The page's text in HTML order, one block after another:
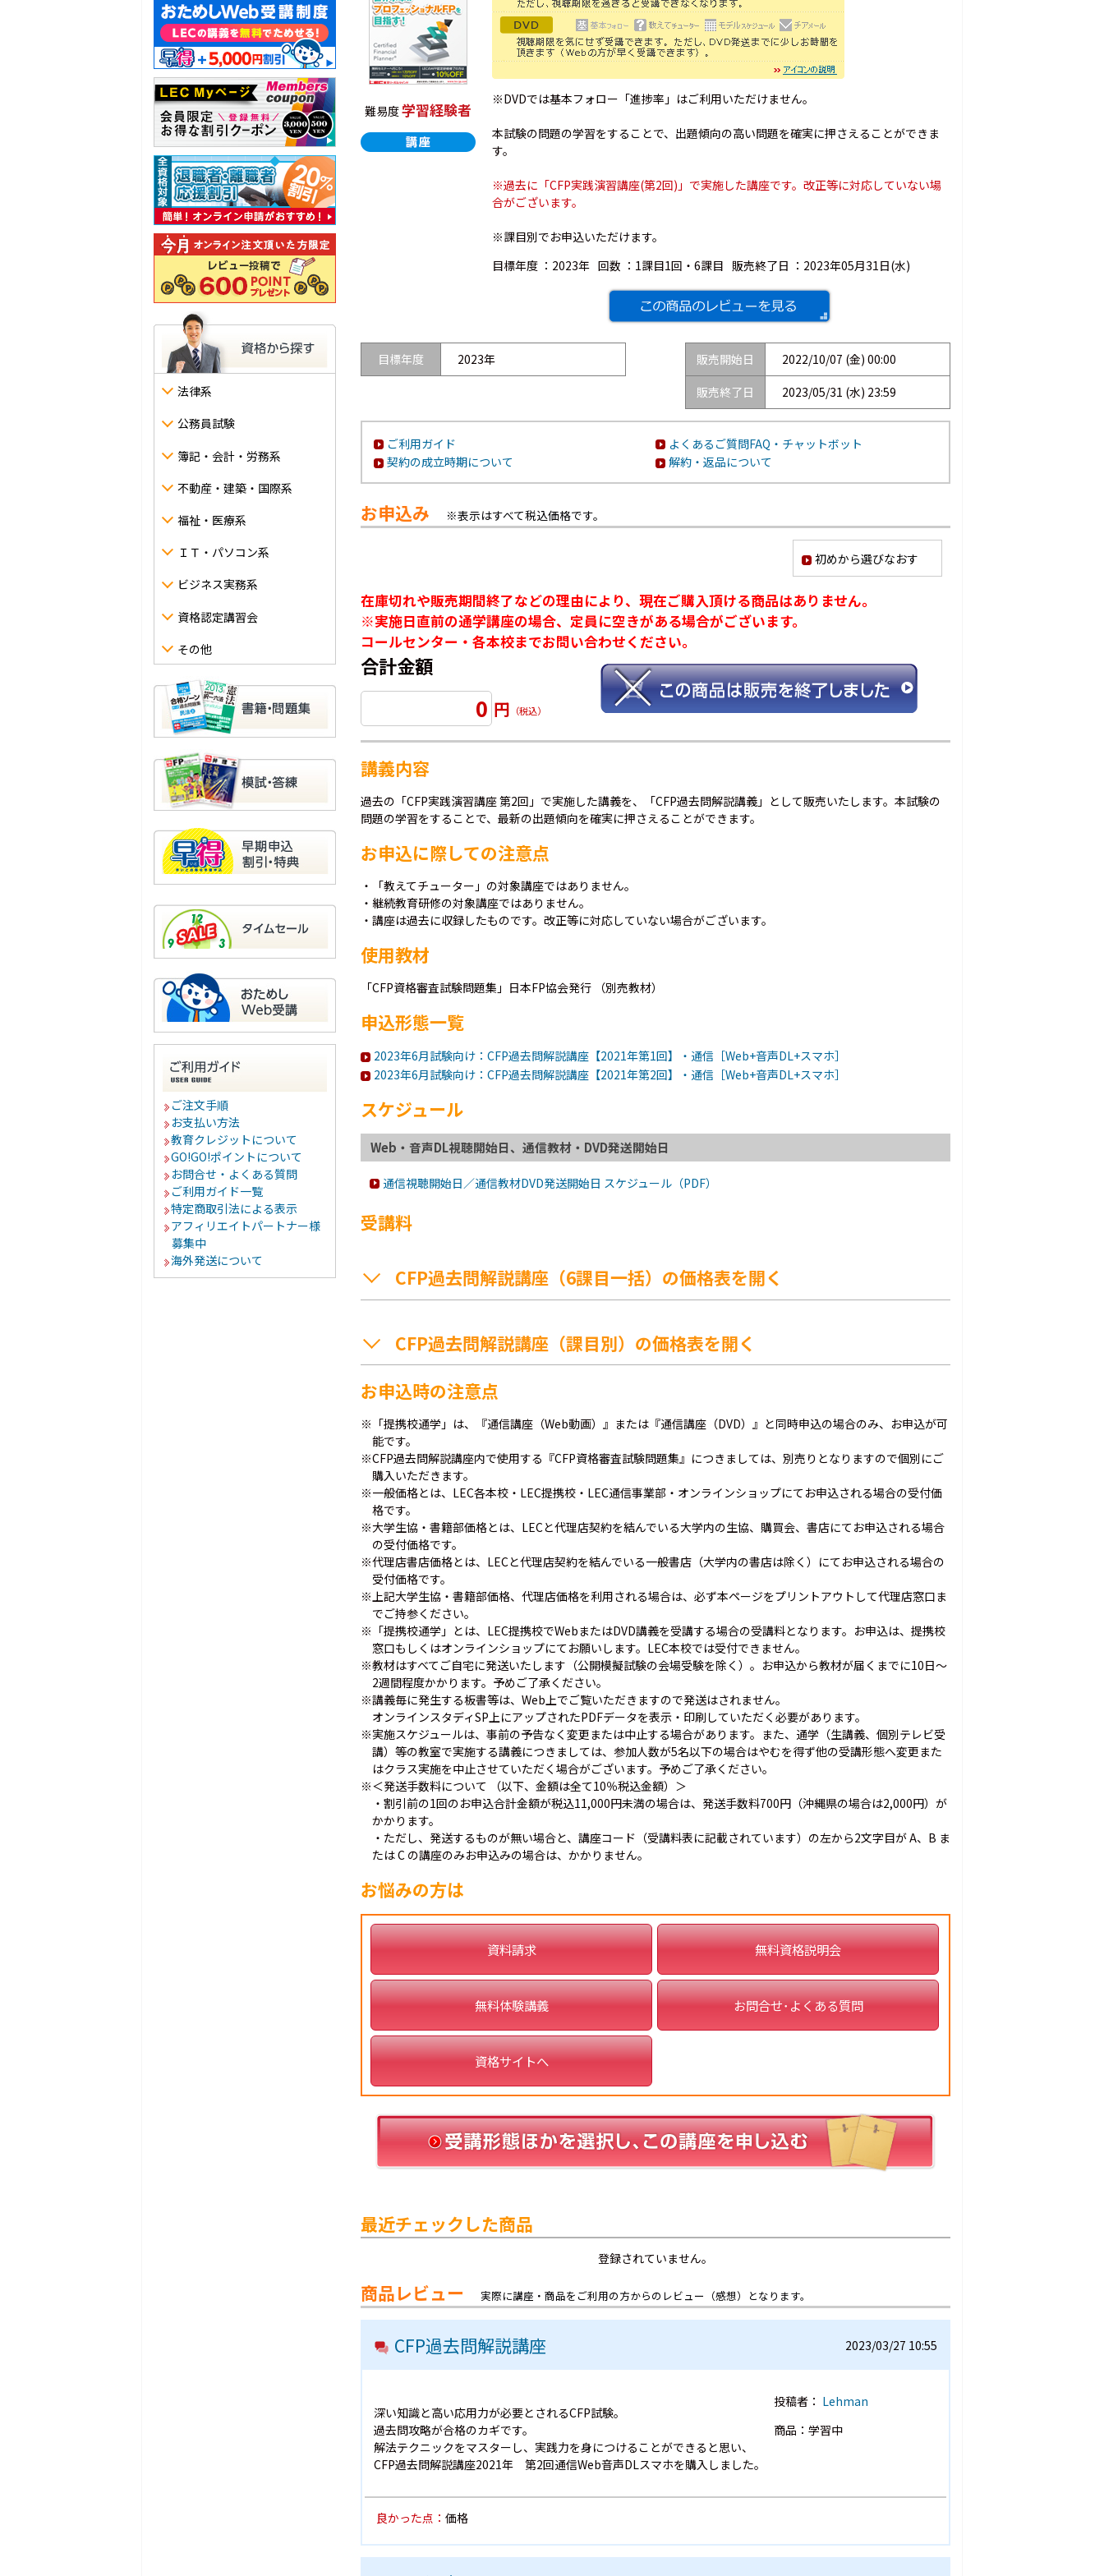
法律系
公務員試験
簿記・会計・労務系
不動産・建築・国際系
福祉・医療系
ＩＴ・パソコン系
ビジネス実務系
資格認定講習会
その他
ご注文手順
お支払い方法
教育クレジットについて
GO!GO!ポイントについて
お問合せ・よくある質問
ご利用ガイド一覧
特定商取引法による表示
アフィリエイトパートナー様
募集中
海外発送について
難易度学習経験者
※DVDでは基本フォロー「進捗率」はご利用いただけません。
本試験の問題の学習をすることで、出題傾向の高い問題を確実に押さえることができま
す。
※過去に「CFP実践演習講座(第2回)」で実施した講座です。改正等に対応していない場
合がございます。
※課目別でお申込いただけます。
目標年度 ： 2023年 回数 ： 1課目1回・6課目 販売終了日 ： 2023年05月31日(水)
目標年度 2023年 販売開始日
2022/10/07 (金) 00:00
販売終了日
2023/05/31 (水) 23:59
ご利用ガイド
よくあるご質問FAQ・チャットボット
契約の成立時期について
解約・返品について
お申込み ※表示はすべて税込価格です。
初めから選びなおす
在庫切れや販売期間終了などの理由により、現在ご購入頂ける商品はありません。
※実施日直前の通学講座の場合、定員に空きがある場合がございます。
コールセンター・各本校までお問い合わせください。
合計金額
0 円 （税込）
講義内容
過去の「CFP実践演習講座 第2回」で実施した講義を、「CFP過去問解説講義」として販売いたします。本試験の
問題の学習をすることで、最新の出題傾向を確実に押さえることができます。
お申込に際しての注意点
・「教えてチューター」の対象講座ではありません。
・継続教育研修の対象講座ではありません。
・講座は過去に収録したものです。改正等に対応していない場合がございます。
使用教材
「CFP資格審査試験問題集」日本FP協会発行 （別売教材）
申込形態一覧
2023年6月試験向け：CFP過去問解説講座【2021年第1回】・通信［Web+音声DL+スマホ］
2023年6月試験向け：CFP過去問解説講座【2021年第2回】・通信［Web+音声DL+スマホ］
スケジュール
Web・音声DL視聴開始日、通信教材・DVD発送開始日
通信視聴開始日／通信教材DVD発送開始日 スケジュール（PDF）
受講料
CFP過去問解説講座（6課目一括）の価格表を開く
CFP過去問解説講座（課目別）の価格表を開く
お申込時の注意点
※「提携校通学」は、『通信講座（Web動画）』または『通信講座（DVD）』と同時申込の場合のみ、お申込が可
能です。
※CFP過去問解説講座内で使用する『CFP資格審査試験問題集』につきましては、別売りとなりますので個別にご
購入いただきます。
※一般価格とは、LEC各本校・LEC提携校・LEC通信事業部・オンラインショップにてお申込される場合の受付価
格です。
※大学生協・書籍部価格とは、LECと代理店契約を結んでいる大学内の生協、購買会、書店にてお申込される場合
の受付価格です。
※代理店書店価格とは、LECと代理店契約を結んでいる一般書店（大学内の書店は除く）にてお申込される場合の
受付価格です。
※上記大学生協・書籍部価格、代理店価格を利用される場合は、必ず本ページをプリントアウトして代理店窓口ま
でご持参ください。
※「提携校通学」とは、LEC提携校でWebまたはDVD講義を受講する場合の受講料となります。お申込は、提携校
窓口もしくはオンラインショップにてお願いします。LEC本校では受付できません。
※教材はすべてご自宅に発送いたします（公開模擬試験の会場受験を除く）。お申込から教材が届くまでに10日～
2週間程度かかります。予めご了承ください。
※講義毎に発生する板書等は、Web上でご覧いただきますので発送はされません。
オンラインスタディSP上にアップされたPDFデータを表示・印刷していただく必要があります。
※実施スケジュールは、事前の予告なく変更または中止する場合があります。また、通学（生講義、個別テレビ受
講）等の教室で実施する講義につきましては、参加人数が5名以下の場合はやむを得ず他の受講形態へ変更また
はクラス実施を中止させていただく場合がございます。予めご了承ください。
※＜発送手数料について （以下、金額は全て10％税込金額）＞
・割引前の1回のお申込合計金額が税込11,000円未満の場合は、発送手数料700円（沖縄県の場合は2,000円）が
かかります。
・ただし、発送するものが無い場合と、講座コード（受講料表に記載されています）の左から2文字目が A、B ま
たは C の講座のみお申込みの場合は、かかりません。
お悩みの方は
資料請求 無料資格説明会
無料体験講義 お問合せ･よくある質問
資格サイトへ
最近チェックした商品
登録されていません。
商品レビュー 実際に講座・商品をご利用の方からのレビュー（感想）となります。
CFP過去問解説講座 2023/03/27 10:55
深い知識と高い応用力が必要とされるCFP試験。
過去問攻略が合格のカギです。
解法テクニックをマスターし、実践力を身につけることができると思い、
CFP過去問解説講座2021年 第2回通信Web音声DLスマホを購入しました。
投稿者： Lehman
商品：学習中
良かった点： 価格